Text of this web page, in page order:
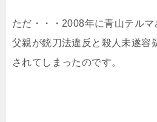
ただ・・・2008年に青山テルマ
父親が銃刀法違反と殺人未遂容
されてしまったのです。